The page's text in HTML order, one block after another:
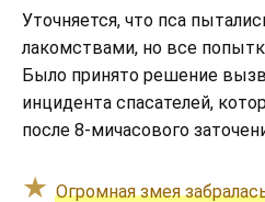
Уточняется, что пса
лакомствами, но все
Было принято решение
инцидента спасателей,
после 8-мичасового
Огромная змея